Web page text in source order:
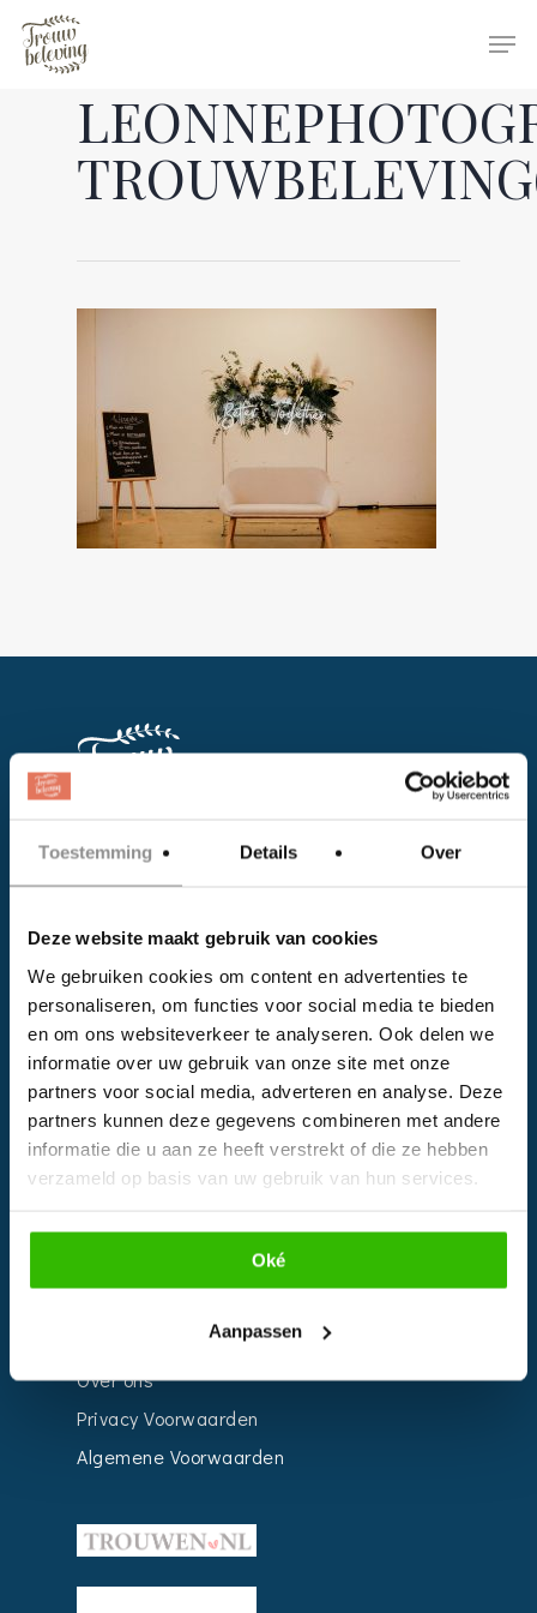
Toestemming Details Over
Deze website maakt gebruik van cookies
We gebruiken cookies om content en advertenties te
personaliseren, om functies voor social media te bieden
en om ons websiteverkeer te analyseren. Ook delen we
informatie over uw gebruik van onze site met onze
partners voor social media, adverteren en analyse. Deze
partners kunnen deze gegevens combineren met andere
informatie die u aan ze heeft verstrekt of die ze hebben
verzameld op basis van uw gebruik van hun services.
Oké
Aanpassen
Hit enter to search or ESC to close
EVENTS
Kalender
Bedrijven
Impressie
Weddingplanner
Over ons
Privacy Voorwaarden
Algemene Voorwaarden